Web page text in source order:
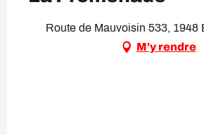
Route de Mauvoisin 533, 1948
M'y rendre